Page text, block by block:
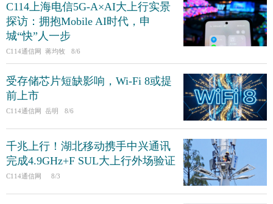
C114上海电信5G-A×AI大上行实景
探访：拥抱Mobile AI时代，申
城“快”人一步
C114通信网 蒋均牧 8/6
受存储芯片短缺影响，Wi-Fi 8或提
前上市
C114通信网 岳明 8/6
千兆上行！湖北移动携手中兴通讯
完成4.9GHz+F SUL大上行外场验证
C114通信网 8/3